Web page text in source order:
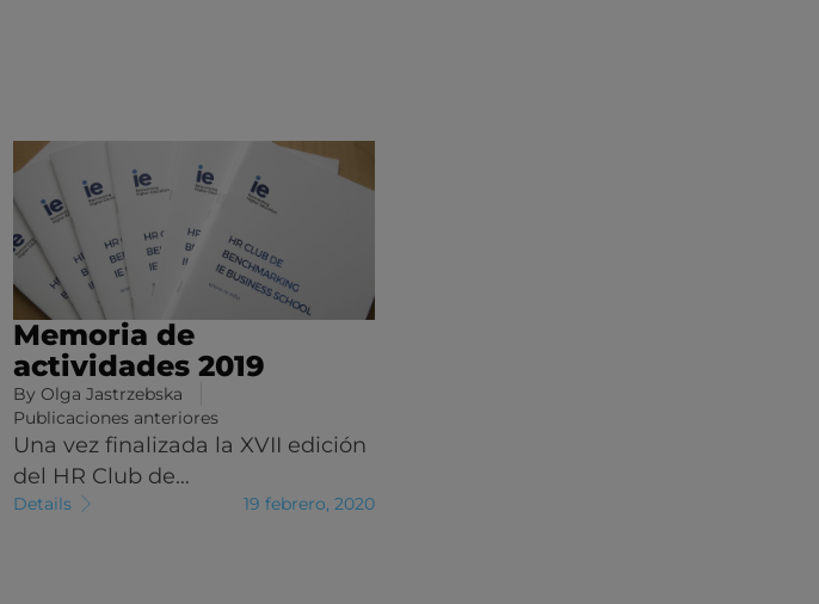
Memoria de
actividades 2019
By Olga Jastrzebska
Publicaciones anteriores
Una vez finalizada la XVII edición
del HR Club de…
Details 19 febrero, 2020